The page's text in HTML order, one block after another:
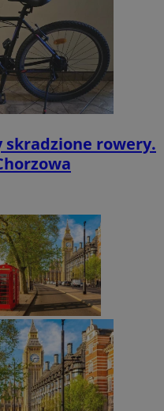
skradzione rowery.